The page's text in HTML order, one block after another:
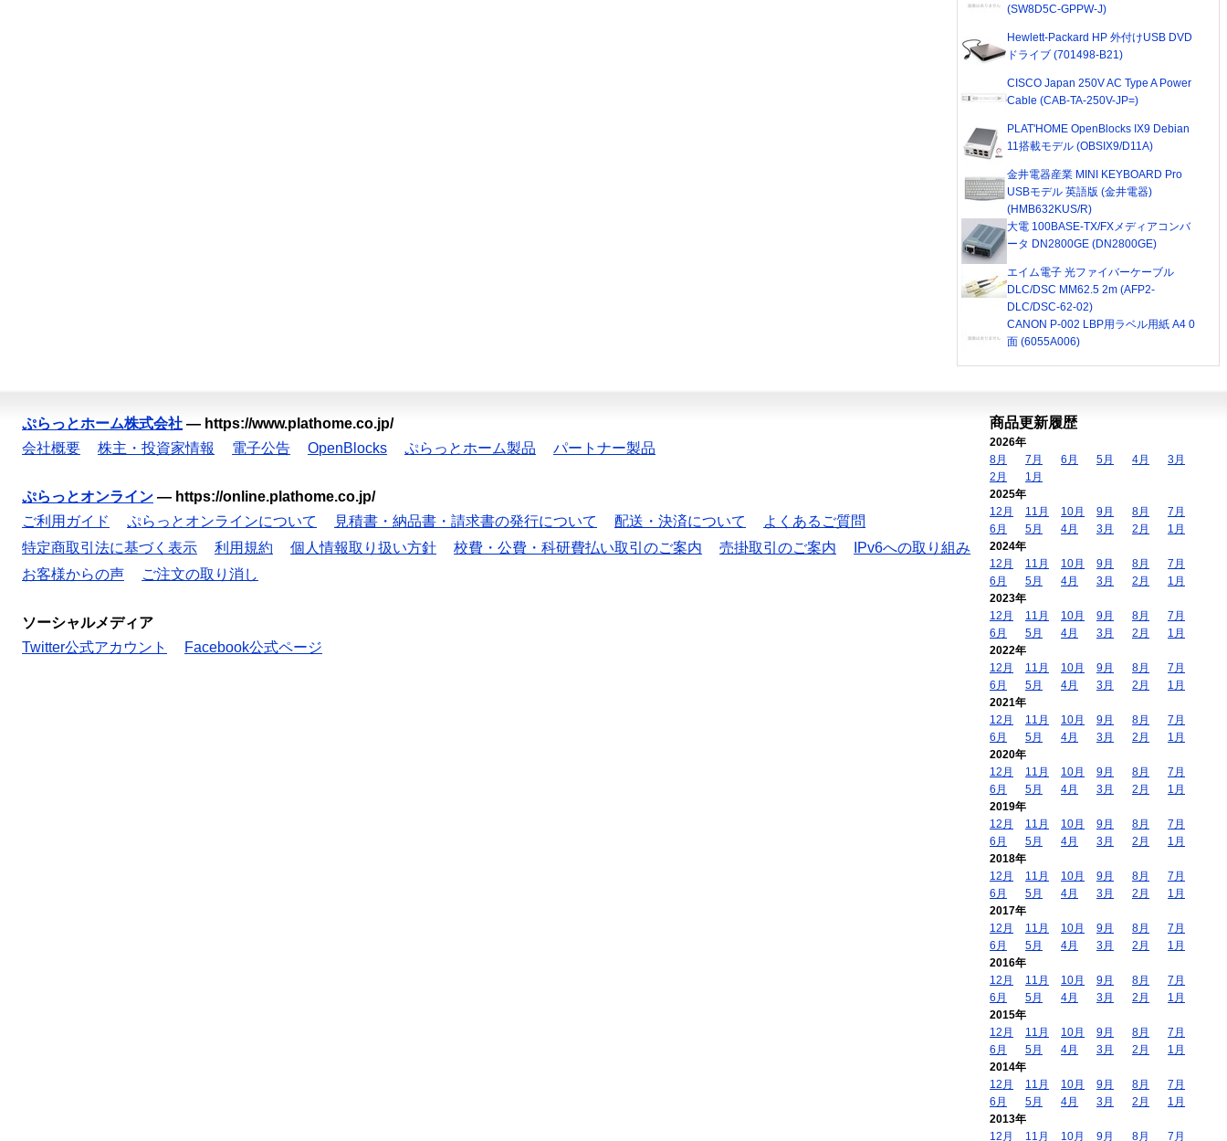
(SW8D5C-GPPW-J)
Hewlett-Packard HP 外付けUSB DVD
ドライブ (701498-B21)
CISCO Japan 250V AC Type A Power
Cable (CAB-TA-250V-JP=)
PLAT'HOME OpenBlocks IX9 Debian
11搭載モデル (OBSIX9/D11A)
金井電器産業 MINI KEYBOARD Pro
USBモデル 英語版 (金井電器)
(HMB632KUS/R)
大電 100BASE-TX/FXメディアコンバ
ータ DN2800GE (DN2800GE)
エイム電子 光ファイバーケーブル
DLC/DSC MM62.5 2m (AFP2-
DLC/DSC-62-02)
CANON P-002 LBP用ラベル用紙 A4 0
面 (6055A006)
ぷらっとホーム株式会社 — https://www.plathome.co.jp/
会社概要
株主・投資家情報 電子公告 OpenBlocks ぷらっとホーム製品 パートナー製品
ぷらっとオンライン — https://online.plathome.co.jp/
ご利用ガイド
ぷらっとオンラインについて 見積書・納品書・請求書の発行について 配送・決済について
よくあるご質問
特定商取引法に基づく表示
利用規約 個人情報取り扱い方針 校費・公費・科研費払い取引のご案内 売掛取引のご案内
IPv6への取り組み
お客様からの声
ご注文の取り消し
ソーシャルメディア
Twitter公式アカウント
Facebook公式ページ
商品更新履歴
2026年
8月
7月 6月 5月 4月
3月
2月
1月
2025年
12月
11月 10月 9月 8月
7月
6月
5月 4月 3月 2月
1月
2024年
12月
11月 10月 9月 8月
7月
6月
5月 4月 3月 2月
1月
2023年
12月
11月 10月 9月 8月
7月
6月
5月 4月 3月 2月
1月
2022年
12月
11月 10月 9月 8月
7月
6月
5月 4月 3月 2月
1月
2021年
12月
11月 10月 9月 8月
7月
6月
5月 4月 3月 2月
1月
2020年
12月
11月 10月 9月 8月
7月
6月
5月 4月 3月 2月
1月
2019年
12月
11月 10月 9月 8月
7月
6月
5月 4月 3月 2月
1月
2018年
12月
11月 10月 9月 8月
7月
6月
5月 4月 3月 2月
1月
2017年
12月
11月 10月 9月 8月
7月
6月
5月 4月 3月 2月
1月
2016年
12月
11月 10月 9月 8月
7月
6月
5月 4月 3月 2月
1月
2015年
12月
11月 10月 9月 8月
7月
6月
5月 4月 3月 2月
1月
2014年
12月
11月 10月 9月 8月
7月
6月
5月 4月 3月 2月
1月
2013年
12月
11月 10月 9月 8月 7月